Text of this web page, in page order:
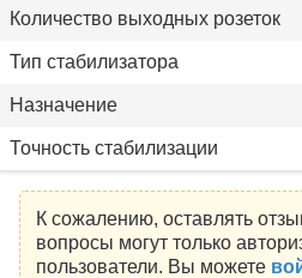
Количество выходных розеток
Тип стабилизатора
Назначение
Точность стабилизации
К сожалению, оставлять
вопросы могут только
пользователи. Вы можете